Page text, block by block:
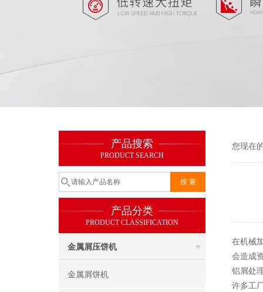
产品搜索
PRODUCT SEARCH
产品分类
PRODUCT CLASSIFICATION
金属屑压饼机
金属屑饼机
您现在
在机械
会造成
铝屑处
许多工